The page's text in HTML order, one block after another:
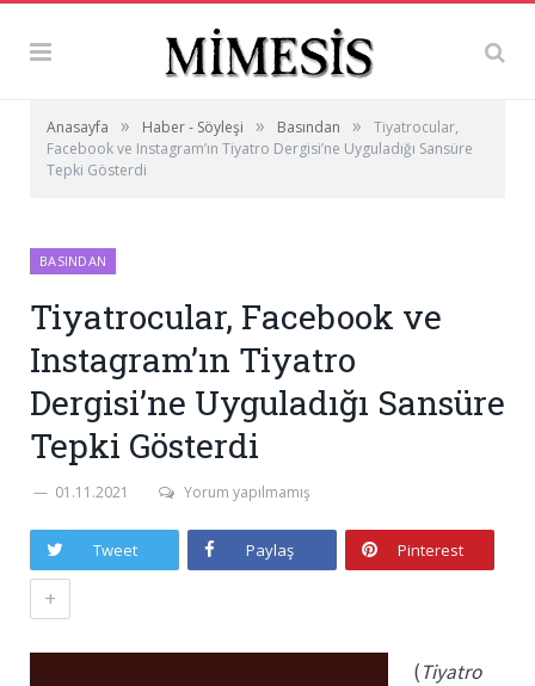
Anasayfa » Haber - Söyleşi » Basından »
Tiyatrocular,
Facebook ve Instagram’ın Tiyatro Dergisi’ne Uyguladığı Sansüre
Tepki Gösterdi
BASINDAN
Tiyatrocular, Facebook ve
Instagram’ın Tiyatro
Dergisi’ne Uyguladığı Sansüre
Tepki Gösterdi
01.11.2021 Yorum yapılmamış
Tweet Paylaş Pinterest
+
(Tiyatro